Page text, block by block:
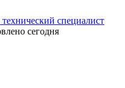
специалист
сегодня